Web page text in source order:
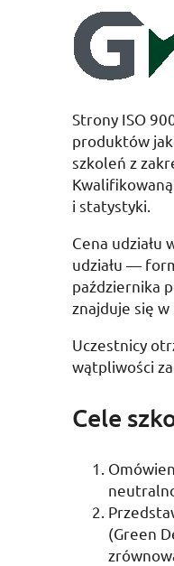
Strony ISO
produktów
szkoleń z
i statystyki.
Cena udziału
udziału —
października
znajduje się
Uczestnicy
wątpliwości
Cele
(Green